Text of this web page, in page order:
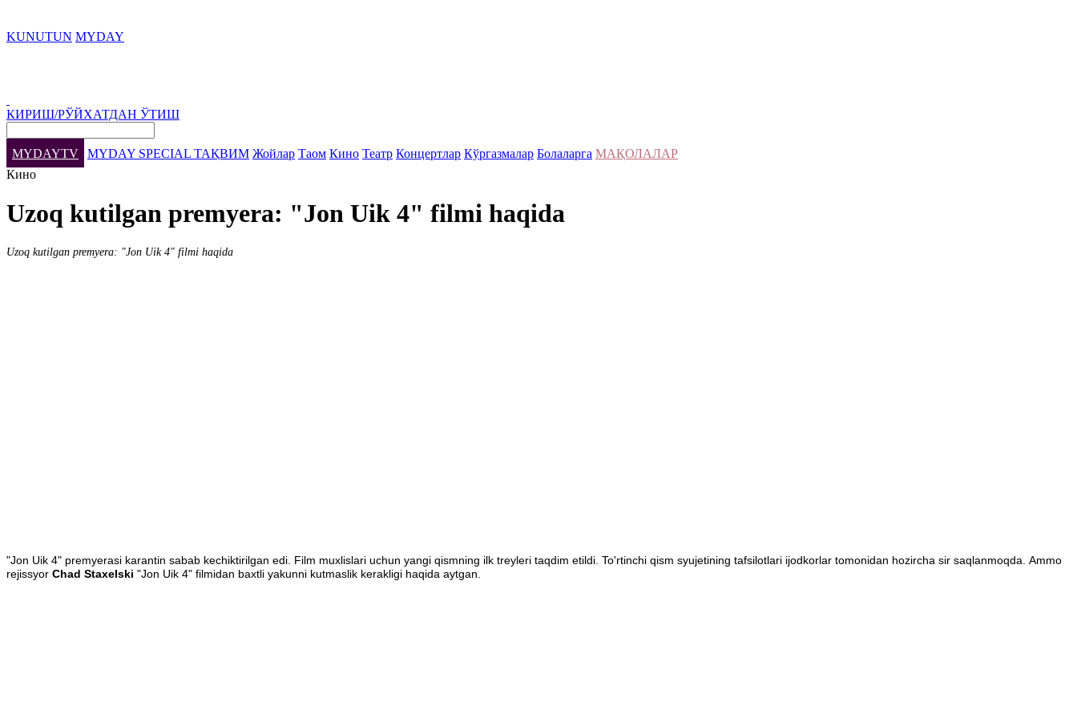
KUNUTUN MYDAY
КИРИШ/РЎЙХАТДАН ЎТИШ
MYDAYTV MYDAY SPECIAL ТАҚВИМ Жойлар Таом Кино Театр Концертлар Кўргазмалар Болаларга МАҚОЛАЛАР
Кино
Uzoq kutilgan premyera: "Jon Uik 4" filmi haqida
Uzoq kutilgan premyera: "Jon Uik 4" filmi haqida
"Jon Uik 4" premyerasi karantin sabab kechiktirilgan edi. Film muxlislari uchun yangi qismning ilk treyleri taqdim etildi. To'rtinchi qism syujetining tafsilotlari ijodkorlar tomonidan hozircha sir saqlanmoqda. Ammo
rejissyor Chad Staxelski "Jon Uik 4" filmidan baxtli yakunni kutmaslik kerakligi haqida aytgan.